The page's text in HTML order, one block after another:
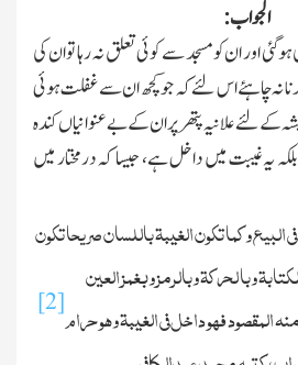
الجواب:
اور ان کو مسجد سے کوئی تعلق نہ رہا تو ان کی
نہ چاہئے اس لئے کہ جو کچھ ان سے غفلت ہوئی
کےلئے علانیہ پتھر پر ان کے بے عنوانیاں کندہ
یہ غیبت میں داخل ہے، جیسا کہ درمختار میں
البیع وکما تکون الغیبۃ باللسان صریحا تکون
وبا لحرکۃ وبالرمز وبغمز العین
المقصود فھو داخل فی الغیبۃ وھو حرام[2]